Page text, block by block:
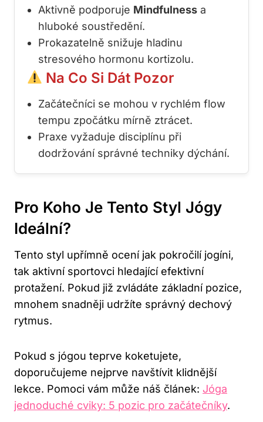
Aktivně podporuje Mindfulness a
hluboké soustředění.
Prokazatelně snižuje hladinu
stresového hormonu kortizolu.
Na Co Si Dát Pozor
Začátečníci se mohou v rychlém flow
tempu zpočátku mírně ztrácet.
Praxe vyžaduje disciplínu při
dodržování správné techniky dýchání.
Pro Koho Je Tento Styl Jógy
Ideální?
Tento styl upřímně ocení jak pokročilí jogíni,
tak aktivní sportovci hledající efektivní
protažení. Pokud již zvládáte základní pozice,
mnohem snadněji udržíte správný dechový
rytmus.
Pokud s jógou teprve koketujete,
doporučujeme nejprve navštívit klidnější
lekce. Pomoci vám může náš článek: Jóga
jednoduché cviky: 5 pozic pro začátečníky.